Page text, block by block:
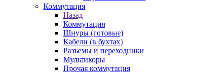
Коммутация
Назад
Коммутация
Шнуры (готовые)
Кабели (в бухтах)
Разъемы и переходники
Мультикоры
Прочая коммутация